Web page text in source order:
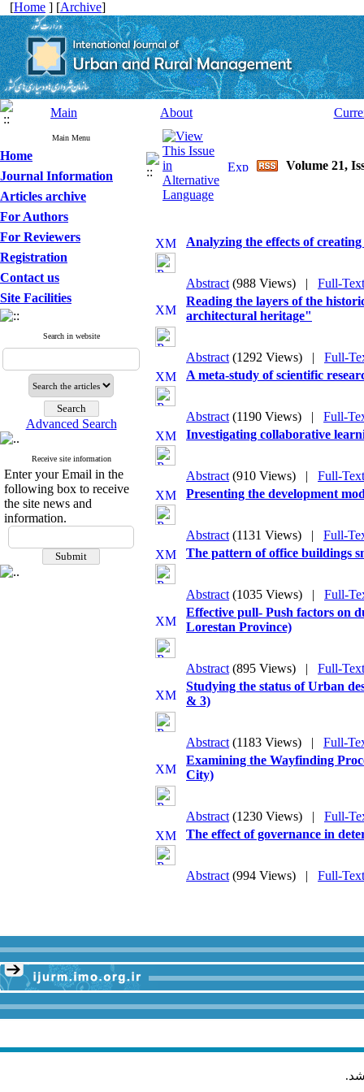
[Home ] [Archive]
Main About
Main Menu
Home
Journal Information
Articles archive
For Authors
For Reviewers
Registration
Contact us
Site Facilities
Search in website
Advanced Search
Receive site information
Enter your Email in the
following box to receive
the site news and
information.
Volume 21,
Analyzing the effects of
Abstract (988 Views) | Full-
Reading the layers of the
architectural heritage"
Abstract (1292 Views) | Full-
A meta-study of scientific
Abstract (1190 Views) | Full-
Investigating collaborative
Abstract (910 Views) | Full-
Presenting the development
Abstract (1131 Views) | Full-
The pattern of office buildings
Abstract (1035 Views) | Full-
Effective pull- Push factors on
Lorestan Province)
Abstract (895 Views) | Full-
Studying the status of Urban
& 3)
Abstract (1183 Views) | Full-
Examining the Wayfinding
City)
Abstract (1230 Views) | Full-
The effect of governance in
Abstract (994 Views) | Full-
.